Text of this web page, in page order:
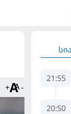
+ -
21:55
20:50